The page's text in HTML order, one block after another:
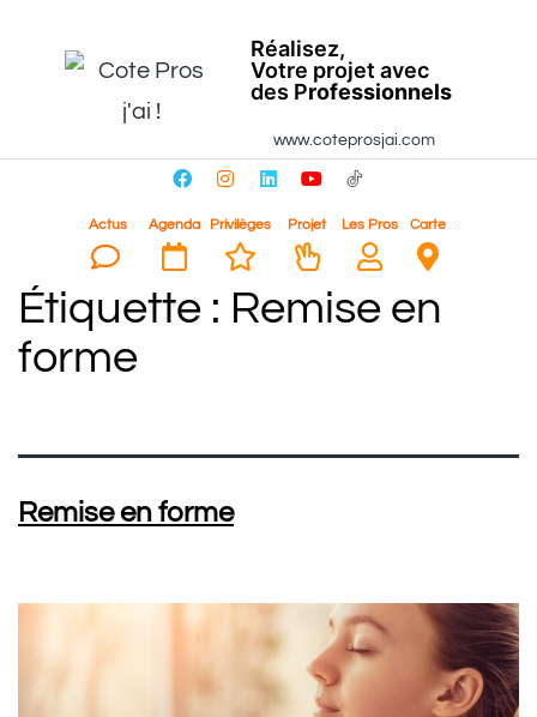
Réalisez,
Votre projet avec
des Professionnels
www.coteprosjai.com
Actus Agenda Privilèges Projet Les Pros Carte
Étiquette : Remise en
forme
Remise en forme